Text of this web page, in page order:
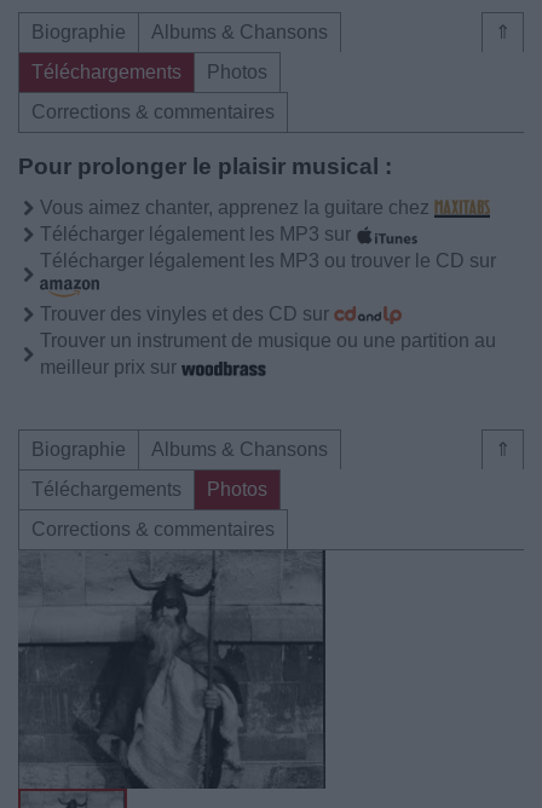
⇑
Biographie
Albums & Chansons
Téléchargements
Photos
Corrections & commentaires
Pour prolonger le plaisir musical :
Vous aimez chanter, apprenez la guitare chez
Télécharger légalement les MP3 sur
Télécharger légalement les MP3 ou trouver le CD sur
Trouver des vinyles et des CD sur
Trouver un instrument de musique ou une partition au
meilleur prix sur
⇑
Biographie
Albums & Chansons
Téléchargements
Photos
Corrections & commentaires